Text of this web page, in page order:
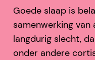
Goede slaap is
samenwerking van
langdurig slecht,
onder andere